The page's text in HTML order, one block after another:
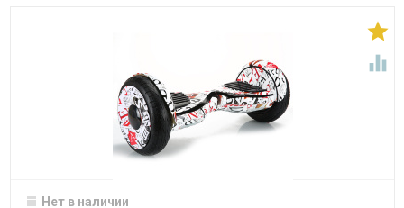


Нет в наличии